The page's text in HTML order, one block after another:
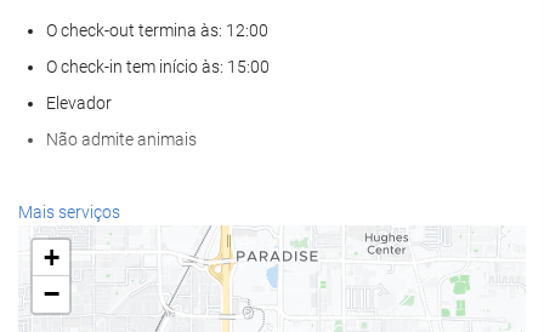
O check-out termina às: 12:00
O check-in tem início às: 15:00
Elevador
Não admite animais
Alimentação e bebidas
Restaurante à la carte
Bar
Café no local
Mais serviços
+
−